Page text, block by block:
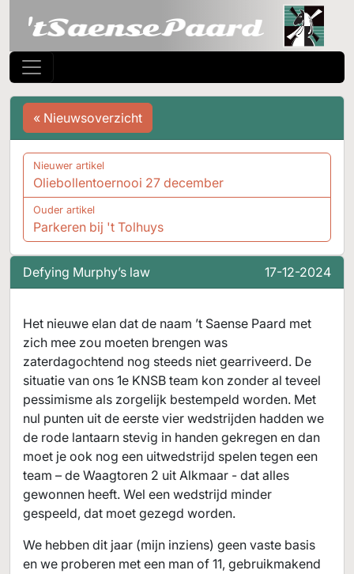
Defying Murphy’s law 17-12-2024
Het nieuwe elan dat de naam ’t Saense Paard met
zich mee zou moeten brengen was
zaterdagochtend nog steeds niet gearriveerd. De
situatie van ons 1e KNSB team kon zonder al teveel
pessimisme als zorgelijk bestempeld worden. Met
nul punten uit de eerste vier wedstrijden hadden we
de rode lantaarn stevig in handen gekregen en dan
moet je ook nog een uitwedstrijd spelen tegen een
team – de Waagtoren 2 uit Alkmaar - dat alles
gewonnen heeft. Wel een wedstrijd minder
gespeeld, dat moet gezegd worden.
We hebben dit jaar (mijn inziens) geen vaste basis
en we proberen met een man of 11, gebruikmakend
« Nieuwsoverzicht
Nieuwer artikel
Oliebollentoernooi 27 december
Ouder artikel
Parkeren bij 't Tolhuys